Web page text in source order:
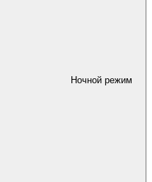
Ночной режим